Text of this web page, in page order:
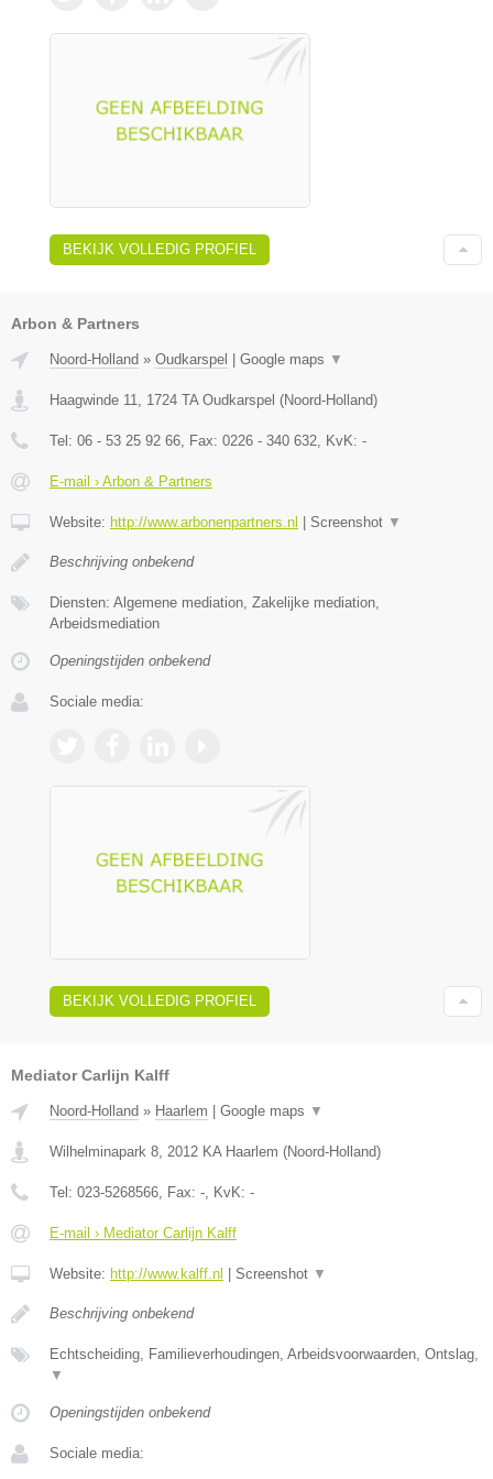
BEKIJK VOLLEDIG PROFIEL
Arbon & Partners
Noord-Holland » Oudkarspel | Google maps ▼
Haagwinde 11 1724 TA Oudkarspel (Noord-Holland)
Tel: 06 - 53 25 92 66 , Fax: 0226 - 340 632 , KvK: -
E-mail › Arbon & Partners
Website: http://www.arbonenpartners.nl | Screenshot ▼
Beschrijving onbekend
Diensten: Algemene mediation, Zakelijke mediation,
Arbeidsmediation
Openingstijden onbekend
Sociale media:
BEKIJK VOLLEDIG PROFIEL
Mediator Carlijn Kalff
Noord-Holland » Haarlem Google maps ▼
Wilhelminapark 8, 2012 KA Haarlem (Noord-Holland)
Tel: 023-5268566, Fax: -, KvK: -
E-mail › Mediator Carlijn Kalff
Website: http://www.kalff.nl Screenshot ▼
Beschrijving onbekend
Echtscheiding, Familieverhoudingen, Arbeidsvoorwaarden, Ontslag,
▼
Openingstijden onbekend
Sociale media: